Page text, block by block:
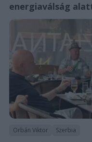
energiaválság
Orbán Viktor Szerbia